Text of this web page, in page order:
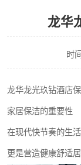
龙华
时
龙华龙光玖钻酒店
家居保洁的重要性
在现代快节奏的生
更是营造健康舒适